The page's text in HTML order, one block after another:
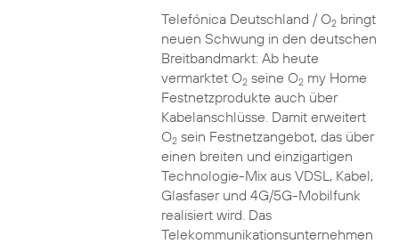
Telefónica Deutschland / O2bringt
neuen Schwung in den deutschen
Breitbandmarkt: Ab heute
vermarktet O2seine O2my Home
Festnetzprodukte auch über
Kabelanschlüsse. Damit erweitert
O2sein Festnetzangebot, das über
einen breiten und einzigartigen
Technologie-Mix aus VDSL, Kabel,
Glasfaser und 4G/5G-Mobilfunk
realisiert wird. Das
Telekommunikationsunternehmen